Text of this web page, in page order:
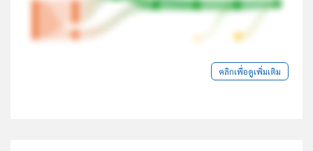
คลิกเพื่อดูเพิ่มเติม